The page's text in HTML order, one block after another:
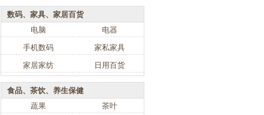
数码、家具、家居百货
电脑
电器
手机数码
家私家具
家居家纺
日用百货
食品、茶饮、养生保健
蔬果
茶叶